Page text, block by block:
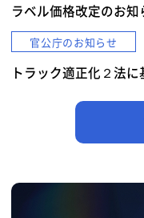
ラベル価格改定のお知
官公庁のお知らせ
トラック適正化２法